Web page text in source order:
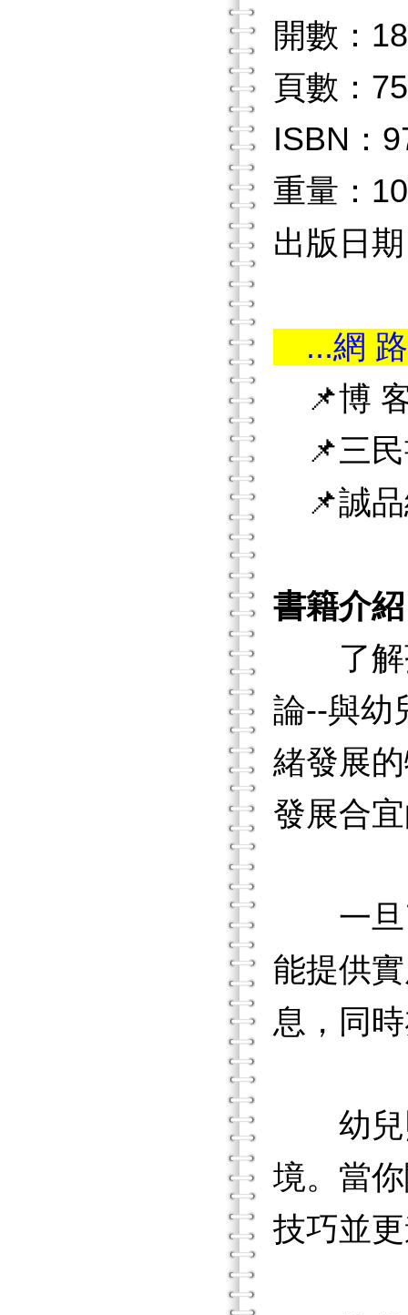
開數：18
頁數：
ISBN：
重量：
出版日
...網
📌博
📌三民
📌誠品
書籍介紹
了解孩
論--與幼
緒發展
發展合
一旦了
能提供
息，同
幼兒照
境。當
技巧並